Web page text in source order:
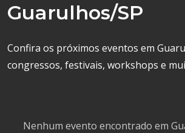
Guarulhos/SP
Confira os próximos eventos em
congressos, festivais, workshops e
Nenhum evento encontrado em